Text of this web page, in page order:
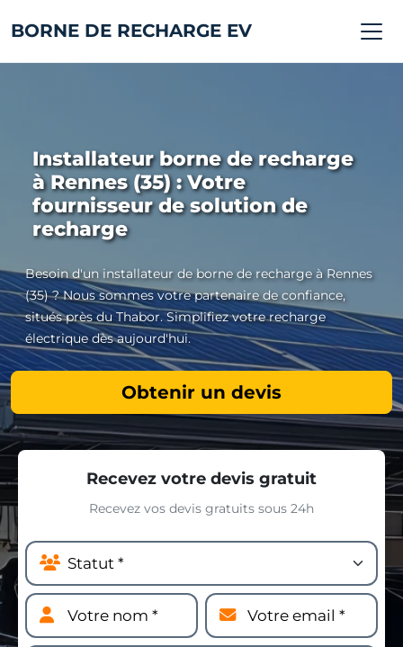
BORNE DE RECHARGE EV
Installateur borne de recharge
à Rennes (35) : Votre
fournisseur de solution de
recharge
Besoin d'un installateur de borne de recharge à Rennes
(35) ? Nous sommes votre partenaire de confiance,
situés près du Thabor. Simplifiez votre recharge
électrique dès aujourd'hui.
Obtenir un devis
Recevez votre devis gratuit
Recevez vos devis gratuits sous 24h